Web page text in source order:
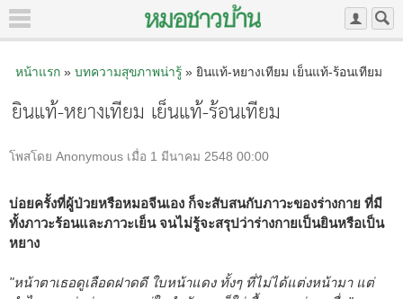
หน้าแรก» บทความสุขภาพน่ารู้» ยินแท้-หยางเทียม เย็นแท้-ร้อนเทียม
ยินแท้-หยางเทียม เย็นแท้-ร้อนเทียม
โพสโดย Anonymous เมื่อ 1 มีนาคม 2548 00:00
บ่อยครั้งที่ผู้ป่วยหรือหมอจีนเอง ก็จะสับสนกับภาวะของร่างกาย ที่มี
ทั้งภาวะร้อนและภาวะเย็น จนไม่รู้จะสรุปว่าร่างกายเป็นยินหรือเป็น
หยาง
"หน้าตาเธอดูเลือดฝาดดี ใบหน้าแดง ทั้งๆ ที่ไม่ได้แต่งหน้ามา แต่